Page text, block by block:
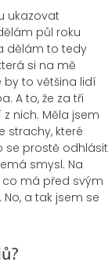
ukazovat
půl roku
dělám to tedy
si na mě
by to většina lidí
A to, že za tři
nich. Měla jsem
strachy, které
se prostě odhlásit
smysl. Na
co má před svým
a tak jsem se